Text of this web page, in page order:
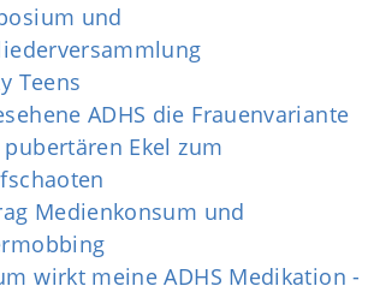
und
Teens
ADHS die Frauenvariante
Ekel zum
Medienkonsum und
wirkt meine ADHS Medikation -